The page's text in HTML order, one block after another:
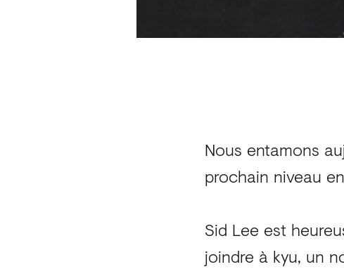
Nous entamons
prochain niveau
Sid Lee est
joindre à kyu, un